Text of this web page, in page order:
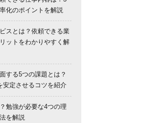
化のポイントを解説
スとは？依頼できる業
ットをわかりやすく解
する5つの課題とは？
安定させるコツを紹介
勉強が必要な4つの理
を解説